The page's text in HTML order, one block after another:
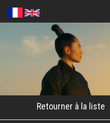
Retourner à la liste